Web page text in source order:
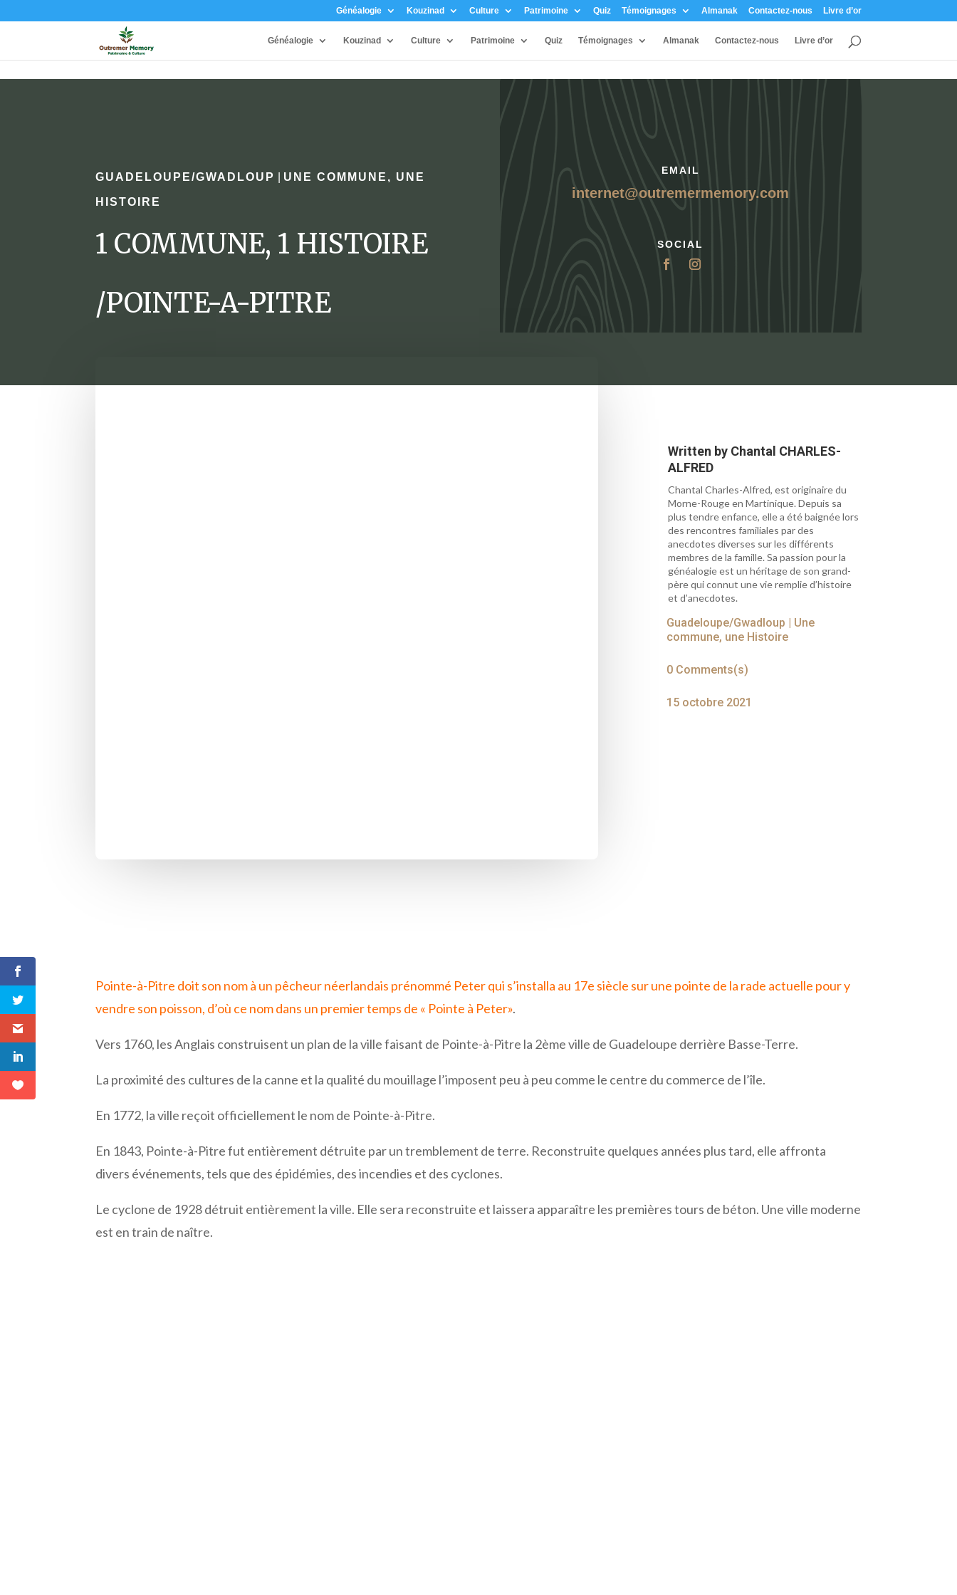
Généalogie Kouzinad Culture Patrimoine Quiz Témoignages Almanak Contactez-nous Livre d’or
Généalogie Kouzinad Culture Patrimoine Quiz Témoignages Almanak Contactez-nous Livre d’or
GUADELOUPE/GWADLOUP UNE COMMUNE, UNE
HISTOIRE
1 COMMUNE, 1 HISTOIRE
/POINTE-A-PITRE
EMAIL
internet@outremermemory.com
SOCIAL
Written by Chantal CHARLES-
ALFRED
Chantal Charles-Alfred, est originaire du
Morne-Rouge en Martinique. Depuis sa
plus tendre enfance, elle a été baignée lors
des rencontres familiales par des
anecdotes diverses sur les différents
membres de la famille. Sa passion pour la
généalogie est un héritage de son grand-
père qui connut une vie remplie d’histoire
et d’anecdotes.
Guadeloupe/Gwadloup
Une
commune, une Histoire
0 Comments(s)
15 octobre 2021
Pointe-à-Pitre doit son nom à un pêcheur néerlandais prénommé Peter qui s’installa au 17e siècle sur une pointe de la rade actuelle pour y
vendre son poisson, d’où ce nom dans un premier temps de « Pointe à Peter».
Vers 1760, les Anglais construisent un plan de la ville faisant de Pointe-à-Pitre la 2ème ville de Guadeloupe derrière Basse-Terre.
La proximité des cultures de la canne et la qualité du mouillage l’imposent peu à peu comme le centre du commerce de l’île.
En 1772, la ville reçoit officiellement le nom de Pointe-à-Pitre.
En 1843, Pointe-à-Pitre fut entièrement détruite par un tremblement de terre. Reconstruite quelques années plus tard, elle affronta
divers événements, tels que des épidémies, des incendies et des cyclones.
Le cyclone de 1928 détruit entièrement la ville. Elle sera reconstruite et laissera apparaître les premières tours de béton. Une ville moderne
est en train de naître.